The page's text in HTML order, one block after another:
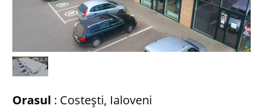
Orasul : Costești, Ialoveni